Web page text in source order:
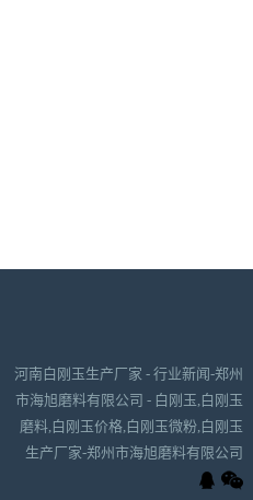
河南白刚玉生产厂家 - 行业新闻-郑州
市海旭磨料有限公司 - 白刚玉,白刚玉
磨料,白刚玉价格,白刚玉微粉,白刚玉
生产厂家-郑州市海旭磨料有限公司